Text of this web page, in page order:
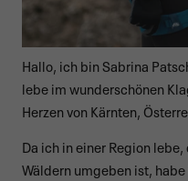
Hallo, ich bin Sabrina
lebe im wunderschönen
Herzen von Kärnten,
Da ich in einer Region
Wäldern umgeben ist,